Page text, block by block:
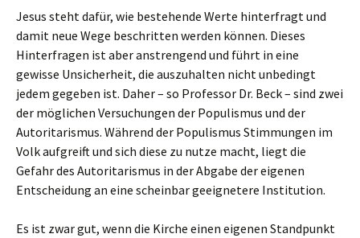
Jesus steht dafür, wie bestehende Werte hinterfragt und
damit neue Wege beschritten werden können. Dieses
Hinterfragen ist aber anstrengend und führt in eine
gewisse Unsicherheit, die auszuhalten nicht unbedingt
jedem gegeben ist. Daher – so Professor Dr. Beck – sind zwei
der möglichen Versuchungen der Populismus und der
Autoritarismus. Während der Populismus Stimmungen im
Volk aufgreift und sich diese zu nutze macht, liegt die
Gefahr des Autoritarismus in der Abgabe der eigenen
Entscheidung an eine scheinbar geeignetere Institution.
Es ist zwar gut, wenn die Kirche einen eigenen Standpunkt